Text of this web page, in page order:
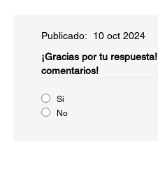
Publicado: 10 oct 2024
¡Gracias por tu respuesta!
comentarios!
Sí
No